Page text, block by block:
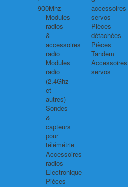
900Mhz
Modules
radios
&
accessoires
radio
Modules
radio
(2.4Ghz
et
autres)
Sondes
&
capteurs
pour
télémétrie
Accessoires
radios
Electronique
Pièces
accessoires
servos
Pièces
détachées
Pièces
Tandem
Accessoires
servos